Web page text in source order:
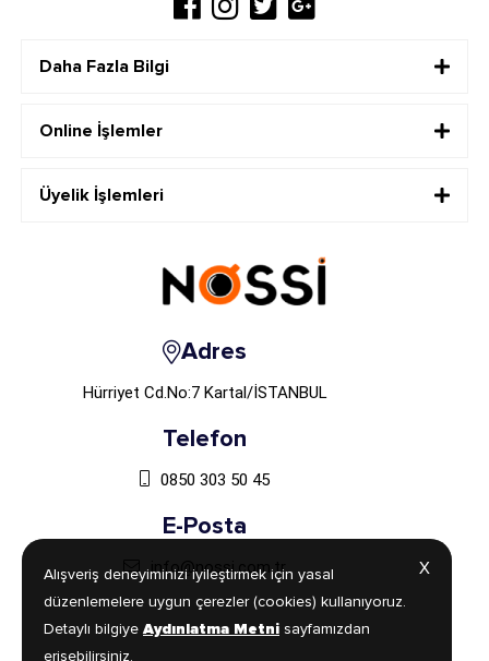
X
Alışveriş deneyiminizi iyileştirmek için yasal
düzenlemelere uygun çerezler (cookies) kullanıyoruz.
Detaylı bilgiye Aydınlatma Metni sayfamızdan
erişebilirsiniz.
Daha Fazla Bilgi
Online İşlemler
Üyelik İşlemleri
Adres
Hürriyet Cd.No:7 Kartal/İSTANBUL
Telefon
0850 303 50 45
E-Posta
info@nossi.com.tr X
Alışveriş deneyiminizi iyileştirmek için yasal
düzenlemelere uygun çerezler (cookies) kullanıyoruz.
Detaylı bilgiye Aydınlatma Metni sayfamızdan
erişebilirsiniz.